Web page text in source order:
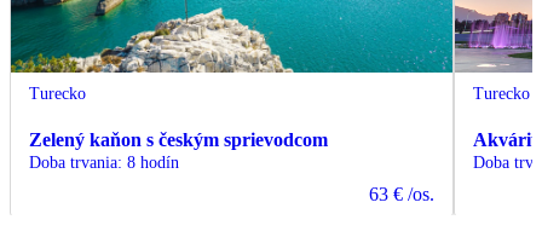
Turecko
Zelený kaňon s českým sprievodcom
Doba trvania: 8 hodín
63 € /os.
Turecko
Doba